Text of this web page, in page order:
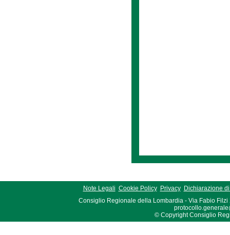
Note Legali Cookie Policy Privacy
Dichiarazione
Consiglio Regionale della Lombardia - Via Fabio Filzi
© Copyright Consiglio